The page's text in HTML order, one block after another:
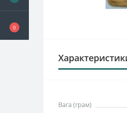
0
Вага (грам)